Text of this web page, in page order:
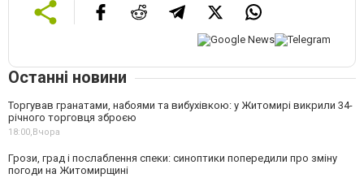
Останні новини
Торгував гранатами, набоями та вибухівкою: у Житомирі викрили 34-
річного торговця зброєю
18:00, Вчора
Грози, град і послаблення спеки: синоптики попередили про зміну
погоди на Житомирщині